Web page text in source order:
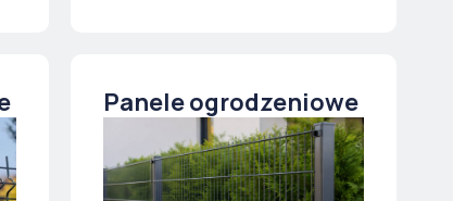
Panele ogrodzeniowe